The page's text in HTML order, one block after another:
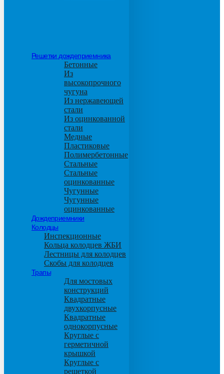
Решетки дождеприемника
Бетонные
Из
высокопрочного
чугуна
Из нержавеющей
стали
Из оцинкованной
стали
Медные
Пластиковые
Полимербетонные
Стальные
Стальные
оцинкованные
Чугунные
Чугунные
оцинкованные
Дождеприемники
Колодцы
Инспекционные
Кольца колодцев ЖБИ
Лестницы для колодцев
Скобы для колодцев
Трапы
Для мостовых
конструкций
Квадратные
двухкорпусные
Квадратные
однокорпусные
Круглые с
герметичной
крышкой
Круглые с
решеткой